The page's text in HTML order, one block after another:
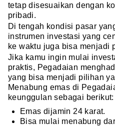
tetap disesuaikan dengan
pribadi.
Di tengah kondisi pasar
instrumen investasi yang
ke waktu juga bisa menjadi
Jika kamu ingin mulai
praktis, Pegadaian
yang bisa menjadi pilihan
Menabung emas di
keunggulan sebagai berikut:
Emas dijamin 24 karat.
Bisa mulai menabung